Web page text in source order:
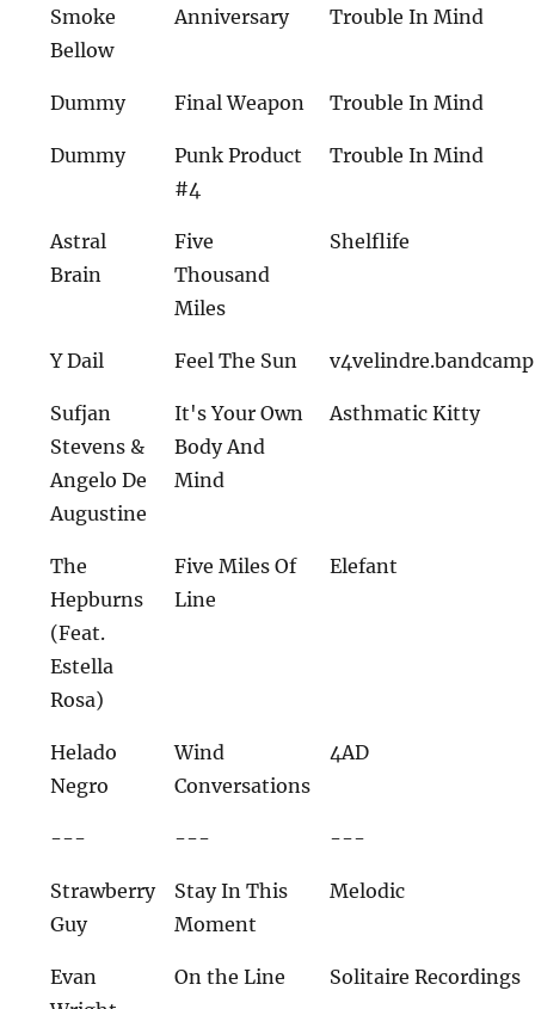
Smoke
Bellow
Anniversary Trouble In Mind
Dummy Final Weapon Trouble In Mind
Dummy
Punk Product
#4
Trouble In Mind
Astral
Brain
Five
Thousand
Miles
Shelflife
Y Dail Feel The Sun
Sufjan
Stevens &
Angelo De
Augustine
It's Your Own
Body And
Mind
Asthmatic Kitty
The
Hepburns
(Feat.
Estella
Rosa)
Five Miles Of
Line
Elefant
Helado
Negro
Wind
Conversations
4AD
--- --- ---
Strawberry
Guy
Stay In This
Moment
Melodic
Evan
On the Line Solitaire Recordings